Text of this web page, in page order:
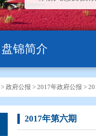
盘锦简介
> 政府公报 > 2017年政府公报 >
2017年第六期